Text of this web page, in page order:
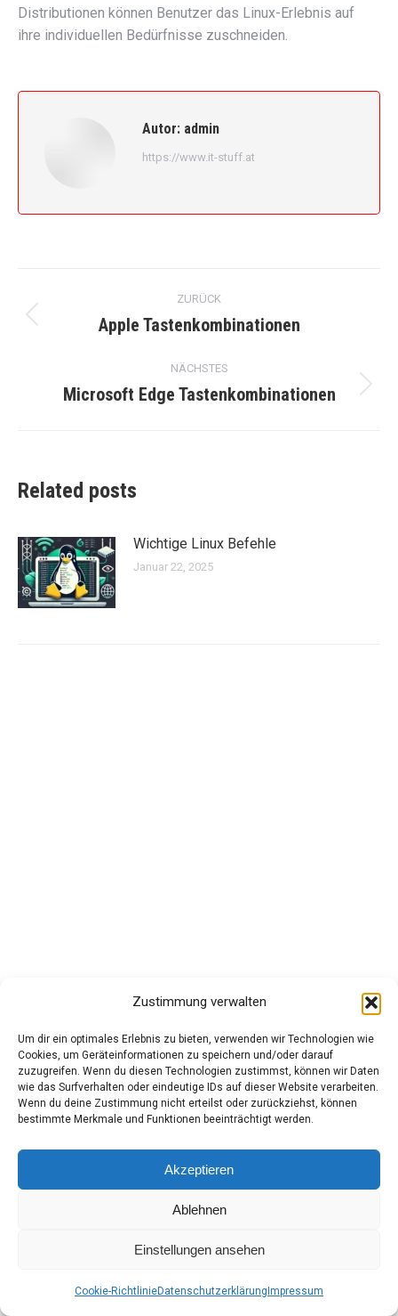
Zustimmung verwalten
Um dir ein optimales Erlebnis zu bieten, verwenden wir Technologien wie
Cookies, um Geräteinformationen zu speichern und/oder darauf
zuzugreifen. Wenn du diesen Technologien zustimmst, können wir Daten
wie das Surfverhalten oder eindeutige IDs auf dieser Website verarbeiten.
Wenn du deine Zustimmung nicht erteilst oder zurückziehst, können
bestimmte Merkmale und Funktionen beeinträchtigt werden.
Akzeptieren
Ablehnen
Einstellungen ansehen
Cookie-RichtlinieDatenschutzerklärung Impressum
Distributionen können Benutzer das Linux-Erlebnis auf
ihre individuellen Bedürfnisse zuschneiden.
Autor: admin
https://www.it-stuff.at
Kommentarnavigation
ZURÜCK
Vorheriger
Apple Tastenkombinationen
NÄCHSTES
Nächster
Microsoft Edge Tastenkombinationen
Related posts
Wichtige Linux Befehle
Januar 22, 2025
MacOS
Microsoft
Netzwerk
Windows11
Footer
© 2026